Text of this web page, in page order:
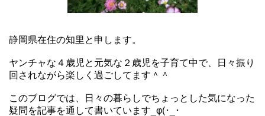
静岡県在住の知里と申します。
ヤンチャな４歳児と元気な２歳児を子育て中で、日々振り
回されながら楽しく過ごしてます＾＾
このブログでは、日々の暮らしでちょっとした気になった
疑問を記事を通して書いています_φ(･_･